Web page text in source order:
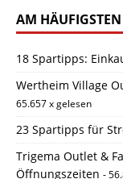
AM
18 Spartipps:
Wertheim Village
65.657 x gelesen
23 Spartipps für
Trigema Outlet &
Öffnungszeiten -